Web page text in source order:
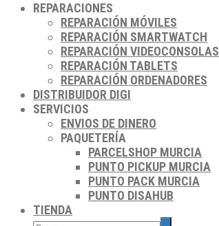
REPARACIONES
REPARACIÓN MÓVILES
REPARACIÓN SMARTWATCH
REPARACIÓN VIDEOCONSOLAS
REPARACIÓN TABLETS
REPARACIÓN ORDENADORES
DISTRIBUIDOR DIGI
SERVICIOS
ENVIOS DE DINERO
PAQUETERÍA
PARCELSHOP MURCIA
PUNTO PICKUP MURCIA
PUNTO PACK MURCIA
PUNTO DISAHUB
TIENDA